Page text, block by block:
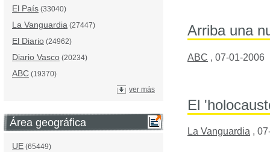
El País (33040)
La Vanguardia (27447)
El Diario (24962)
Diario Vasco (20234)
ABC (19370)
ver más
Área geográfica
UE (65449)
Arriba una
ABC , 07-01-2006
El
La Vanguardia ,